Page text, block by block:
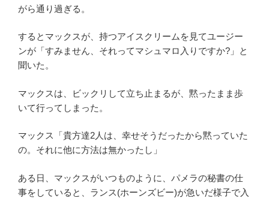
がら通り過ぎる。
するとマックスが、持つアイスクリームを見てユージー
ンが「すみません、それってマシュマロ入りですか?」と
聞いた。
マックスは、ビックリして立ち止まるが、黙ったまま歩
いて行ってしまった。
マックス「貴方達2人は、幸せそうだったから黙っていた
の。それに他に方法は無かったし」
ある日、マックスがいつものように、パメラの秘書の仕
事をしていると、ランス(ホーンズビー)が急いだ様子で入